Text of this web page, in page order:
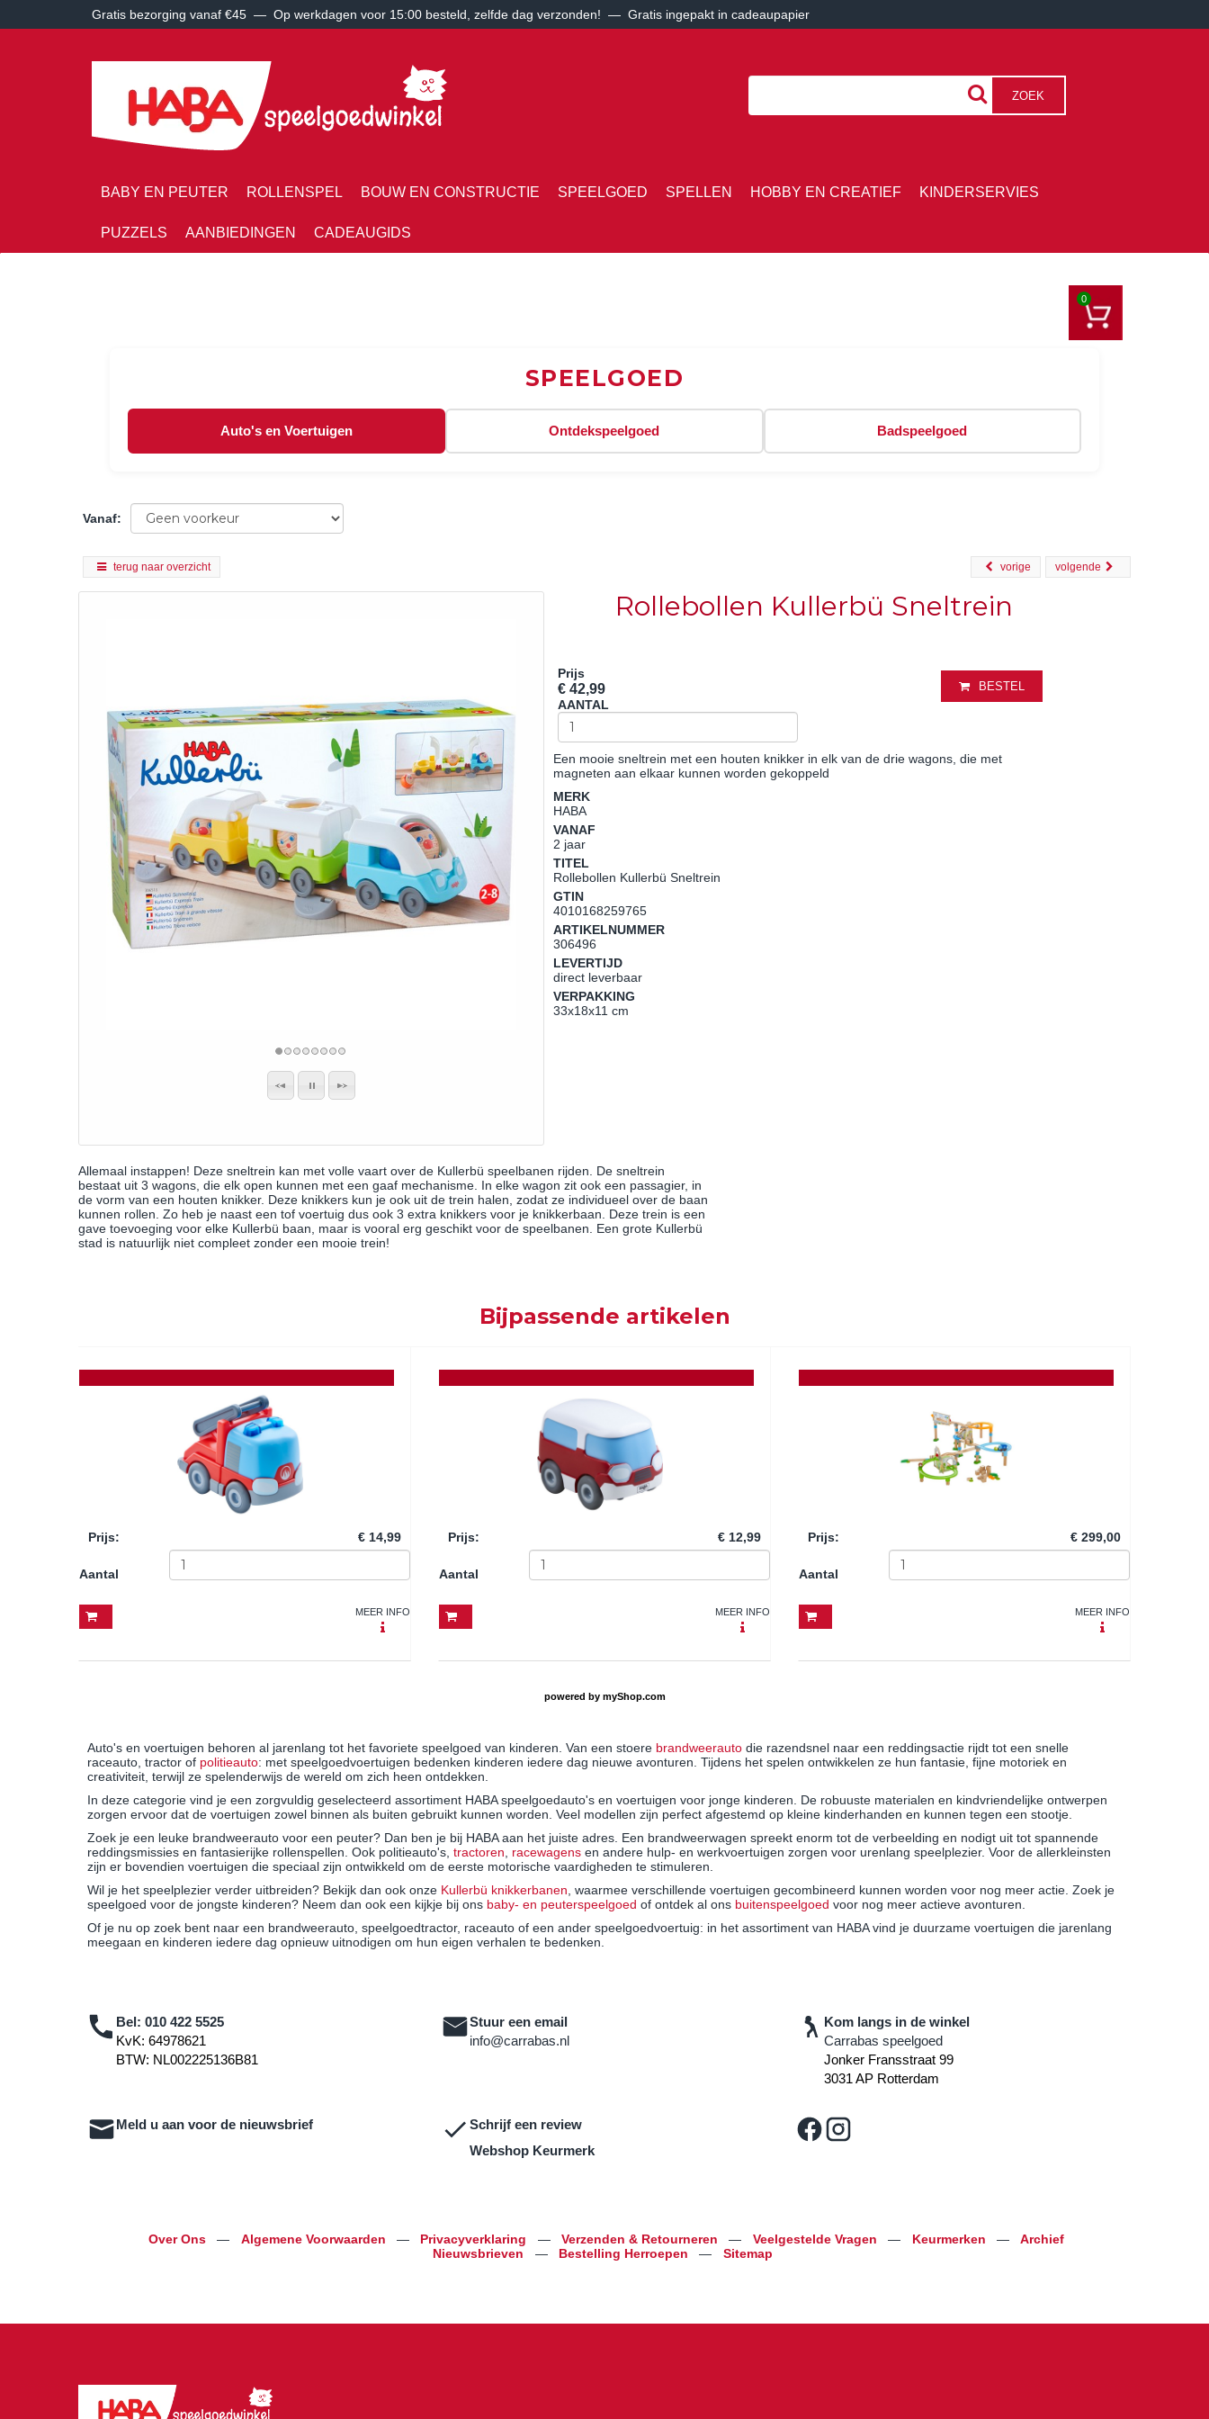
Gratis bezorging vanaf €45 — Op werkdagen voor 15:00 besteld, zelfde dag verzonden! — Gratis ingepakt in cadeaupapier
ZOEK
BABY EN PEUTER ROLLENSPEL BOUW EN CONSTRUCTIE SPEELGOED SPELLEN HOBBY EN CREATIEF KINDERSERVIES
PUZZELS AANBIEDINGEN CADEAUGIDS
0
SPEELGOED
Auto's en Voertuigen Ontdekspeelgoed Badspeelgoed
Vanaf:
terug naar overzicht volgende
vorige
Rollebollen Kullerbü Sneltrein
Prijs
€ 42,99
AANTAL
BESTEL
Een mooie sneltrein met een houten knikker in elk van de drie wagons, die met
magneten aan elkaar kunnen worden gekoppeld
MERK
HABA
VANAF
2 jaar
TITEL
Rollebollen Kullerbü Sneltrein
GTIN
4010168259765
ARTIKELNUMMER
306496
LEVERTIJD
direct leverbaar
VERPAKKING
33x18x11 cm
Allemaal instappen! Deze sneltrein kan met volle vaart over de Kullerbü speelbanen rijden. De sneltrein
bestaat uit 3 wagons, die elk open kunnen met een gaaf mechanisme. In elke wagon zit ook een passagier, in
de vorm van een houten knikker. Deze knikkers kun je ook uit de trein halen, zodat ze individueel over de baan
kunnen rollen. Zo heb je naast een tof voertuig dus ook 3 extra knikkers voor je knikkerbaan. Deze trein is een
gave toevoeging voor elke Kullerbü baan, maar is vooral erg geschikt voor de speelbanen. Een grote Kullerbü
stad is natuurlijk niet compleet zonder een mooie trein!
Bijpassende artikelen
Prijs: € 14,99
Aantal
MEER INFO
Prijs: € 12,99
Aantal
MEER INFO
Prijs: € 299,00
Aantal
MEER INFO
powered by myShop.com
Auto's en voertuigen behoren al jarenlang tot het favoriete speelgoed van kinderen. Van een stoere brandweerauto die razendsnel naar een reddingsactie rijdt tot een snelle
raceauto, tractor of politieauto: met speelgoedvoertuigen bedenken kinderen iedere dag nieuwe avonturen. Tijdens het spelen ontwikkelen ze hun fantasie, fijne motoriek en
creativiteit, terwijl ze spelenderwijs de wereld om zich heen ontdekken.
In deze categorie vind je een zorgvuldig geselecteerd assortiment HABA speelgoedauto's en voertuigen voor jonge kinderen. De robuuste materialen en kindvriendelijke ontwerpen
zorgen ervoor dat de voertuigen zowel binnen als buiten gebruikt kunnen worden. Veel modellen zijn perfect afgestemd op kleine kinderhanden en kunnen tegen een stootje.
Zoek je een leuke brandweerauto voor een peuter? Dan ben je bij HABA aan het juiste adres. Een brandweerwagen spreekt enorm tot de verbeelding en nodigt uit tot spannende
reddingsmissies en fantasierijke rollenspellen. Ook politieauto's, tractoren, racewagens en andere hulp- en werkvoertuigen zorgen voor urenlang speelplezier. Voor de allerkleinsten
zijn er bovendien voertuigen die speciaal zijn ontwikkeld om de eerste motorische vaardigheden te stimuleren.
Wil je het speelplezier verder uitbreiden? Bekijk dan ook onze Kullerbü knikkerbanen, waarmee verschillende voertuigen gecombineerd kunnen worden voor nog meer actie. Zoek je
speelgoed voor de jongste kinderen? Neem dan ook een kijkje bij ons baby- en peuterspeelgoed of ontdek al ons buitenspeelgoed voor nog meer actieve avonturen.
Of je nu op zoek bent naar een brandweerauto, speelgoedtractor, raceauto of een ander speelgoedvoertuig: in het assortiment van HABA vind je duurzame voertuigen die jarenlang
meegaan en kinderen iedere dag opnieuw uitnodigen om hun eigen verhalen te bedenken.
Bel: 010 422 5525
KvK: 64978621
BTW: NL002225136B81
Stuur een email
info@carrabas.nl
Kom langs in de winkel
Carrabas speelgoed
Jonker Fransstraat 99
3031 AP Rotterdam
Meld u aan voor de nieuwsbrief
Schrijf een review
Webshop Keurmerk
Over Ons — Algemene Voorwaarden — Privacyverklaring — Verzenden & Retourneren — Veelgestelde Vragen — Keurmerken —
Archief
Nieuwsbrieven
— Bestelling Herroepen — Sitemap